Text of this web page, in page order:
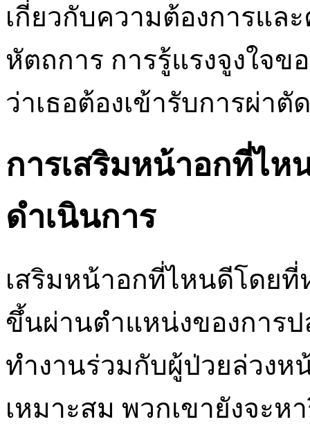
เกี่ยวกับความต้องการแล
หัตถการ การรู้แรงจูงใจ
ว่าเธอต้องเข้ารับการผ่า
การเสริมหน้าอกที่ไ
ดำเนินการ
เสริมหน้าอกที่ไหนดีโดย
ขึ้นผ่านตำแหน่งของการ
ทำงานร่วมกับผู้ป่วยล่วงห
เหมาะสม พวกเขายังจะห